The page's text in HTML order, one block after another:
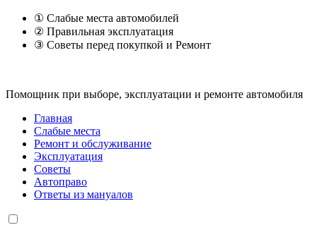
① Слабые места автомобилей
② Правильная эксплуатация
③ Советы перед покупкой и Ремонт
Помощник при выборе, эксплуатации и ремонте автомобиля
Главная
Слабые места
Ремонт и обслуживание
Эксплуатация
Советы
Автоправо
Ответы из мануалов